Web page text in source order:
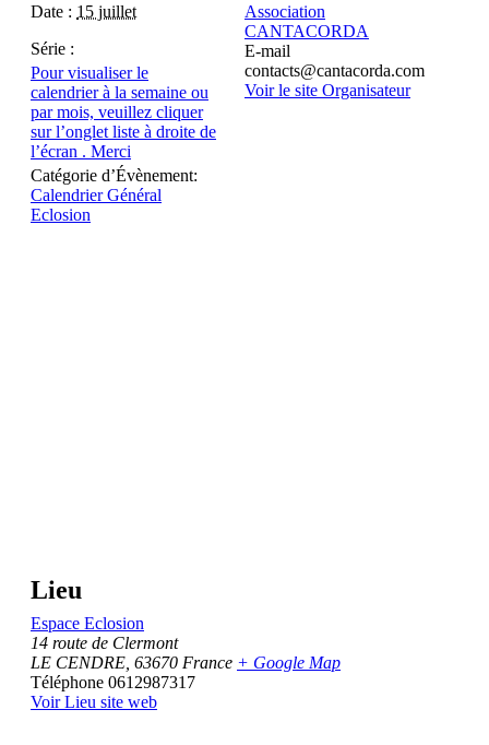
Date : 15 juillet
Série :
Pour visualiser le
calendrier à la semaine ou
par mois, veuillez cliquer
sur l’onglet liste à droite de
l’écran . Merci
Catégorie d’Évènement:
Calendrier Général
Eclosion
Association
CANTACORDA
E-mail
contacts@cantacorda.com
Voir le site Organisateur
Lieu
Espace Eclosion
14 route de Clermont
LE CENDRE 63670 France + Google Map
Téléphone 0612987317
Voir Lieu site web